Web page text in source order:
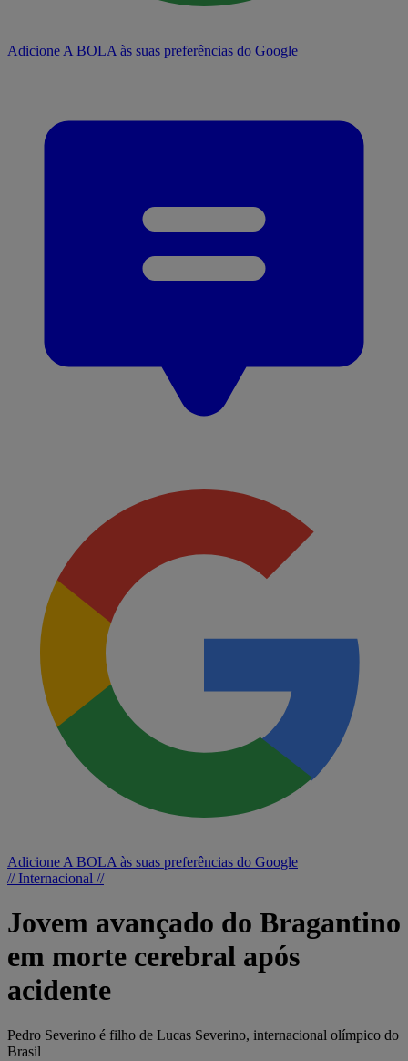
Adicione A BOLA às suas preferências do Google
Adicione A BOLA às suas preferências do Google
// Internacional //
Jovem avançado do Bragantino
em morte cerebral após
acidente
Pedro Severino é filho de Lucas Severino, internacional olímpico do
Brasil